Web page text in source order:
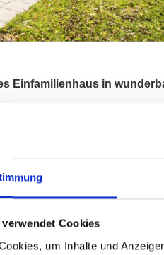
verwendet Cookies
um Inhalte und
Einfamilienhaus in